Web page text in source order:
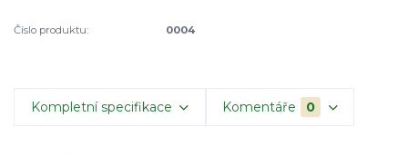
Číslo produktu: 0004
Kompletní specifikace Komentáře 0